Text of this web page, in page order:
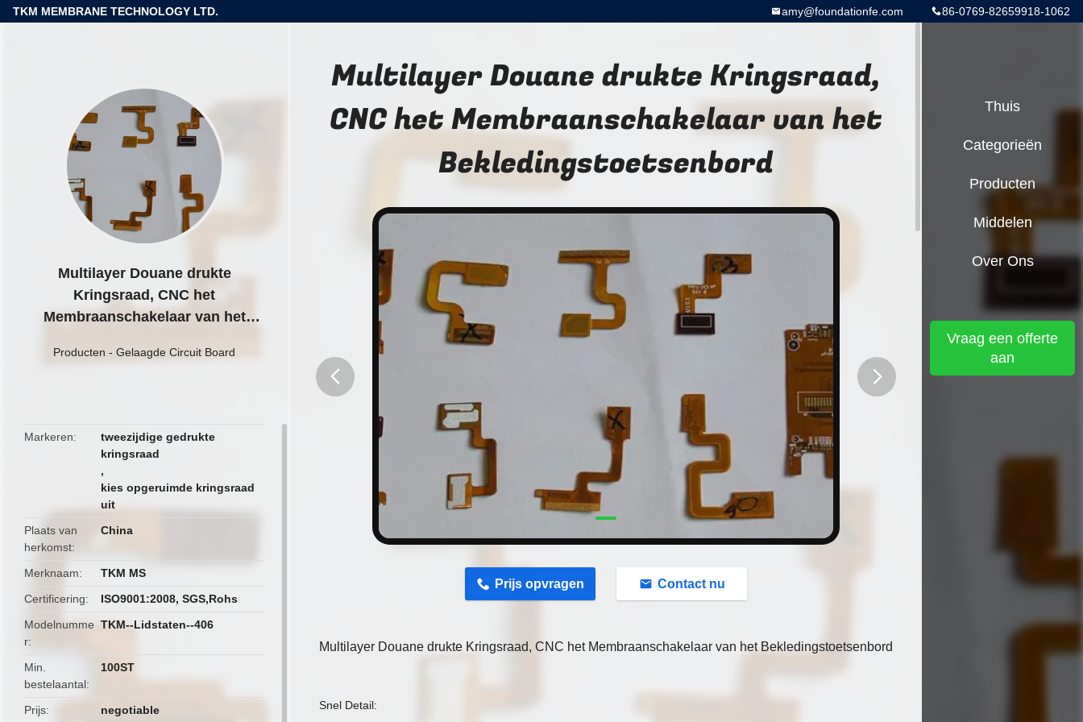
TKM MEMBRANE TECHNOLOGY LTD. 86-0769-82659918-1062
amy@foundationfe.com
Multilayer Douane drukte
Kringsraad, CNC het
Membraanschakelaar van het
Producten - Gelaagde Circuit Board
Markeren
tweezijdige gedrukte
kringsraad
,
kies opgeruimde kringsraad
uit
Plaats van
herkomst
China
Merknaam
TKM MS
Certificering
ISO9001:2008, SGS,Rohs
Modelnumme
r
TKM--Lidstaten--406
Min.
bestelaantal
100ST
Prijs negotiable
Multilayer Douane drukte Kringsraad,
CNC het Membraanschakelaar van het
Bekledingstoetsenbord
Prijs opvragen Contact nu
Multilayer Douane drukte Kringsraad, CNC het Membraanschakelaar van het Bekledingstoetsenbord
Snel Detail:
Thuis
Categorieën
Producten
Middelen
Over Ons
Vraag een offerte
aan